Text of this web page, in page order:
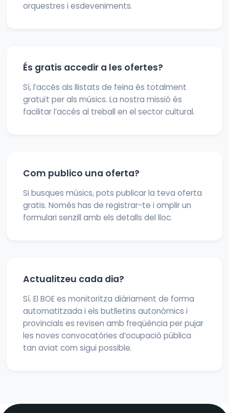
orquestres i esdeveniments.
És gratis accedir a les ofertes?
Sí, l’accés als llistats de feina és totalment
gratuït per als músics. La nostra missió és
facilitar l’accés al treball en el sector cultural.
Com publico una oferta?
Si busques músics, pots publicar la teva oferta
gratis. Només has de registrar-te i omplir un
formulari senzill amb els detalls del lloc.
Actualitzeu cada dia?
Sí. El BOE es monitoritza diàriament de forma
automatitzada i els butlletins autonòmics i
provincials es revisen amb freqüència per pujar
les noves convocatòries d’ocupació pública
tan aviat com sigui possible.